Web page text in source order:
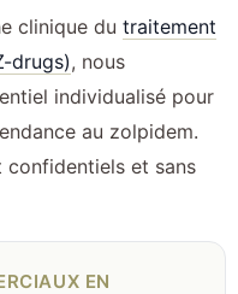
clinique du traitement
drugs), nous
individualisé pour
au zolpidem.
confidentiels et sans
EN